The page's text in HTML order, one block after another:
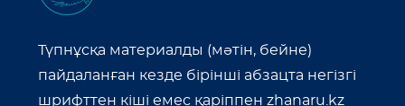
Түпнұсқа материалды (мәтін, бейне)
пайдаланған кезде бірінші абзацта негізгі
шрифттен кіші емес қаріппен zhanaru.kz